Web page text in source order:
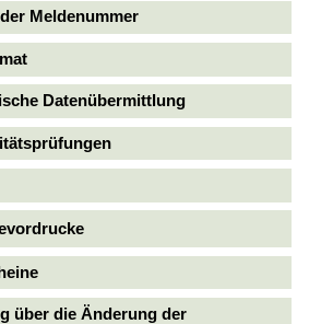
Meldenummer
Datenübermittlung
über die Änderung der